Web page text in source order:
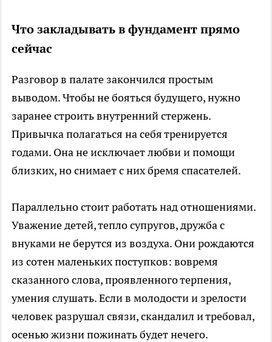
Что закладывать в фундамент прямо
сейчас
Разговор в палате закончился простым
выводом. Чтобы не бояться будущего, нужно
заранее строить внутренний стержень.
Привычка полагаться на себя тренируется
годами. Она не исключает любви и помощи
близких, но снимает с них бремя спасателей.
Параллельно стоит работать над отношениями.
Уважение детей, тепло супругов, дружба с
внуками не берутся из воздуха. Они рождаются
из сотен маленьких поступков: вовремя
сказанного слова, проявленного терпения,
умения слушать. Если в молодости и зрелости
человек разрушал связи, скандалил и требовал,
осенью жизни пожинать будет нечего.